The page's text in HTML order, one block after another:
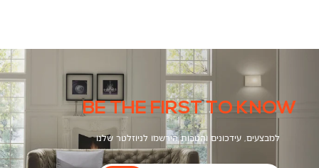
BE THE FIRST TO KNOW
למבצעים, עידכונים והטבות הירשמו לניוזלטר שלנו